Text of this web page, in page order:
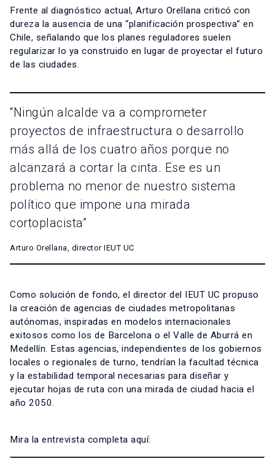
Frente al diagnóstico actual, Arturo Orellana criticó con
dureza la ausencia de una “planificación prospectiva” en
Chile, señalando que los planes reguladores suelen
regularizar lo ya construido en lugar de proyectar el futuro
de las ciudades.
“Ningún alcalde va a comprometer
proyectos de infraestructura o desarrollo
más allá de los cuatro años porque no
alcanzará a cortar la cinta. Ese es un
problema no menor de nuestro sistema
político que impone una mirada
cortoplacista”
Arturo Orellana, director IEUT UC
Como solución de fondo, el director del IEUT UC propuso
la creación de agencias de ciudades metropolitanas
autónomas, inspiradas en modelos internacionales
exitosos como los de Barcelona o el Valle de Aburrá en
Medellín. Estas agencias, independientes de los gobiernos
locales o regionales de turno, tendrían la facultad técnica
y la estabilidad temporal necesarias para diseñar y
ejecutar hojas de ruta con una mirada de ciudad hacia el
año 2050.
Mira la entrevista completa aquí: